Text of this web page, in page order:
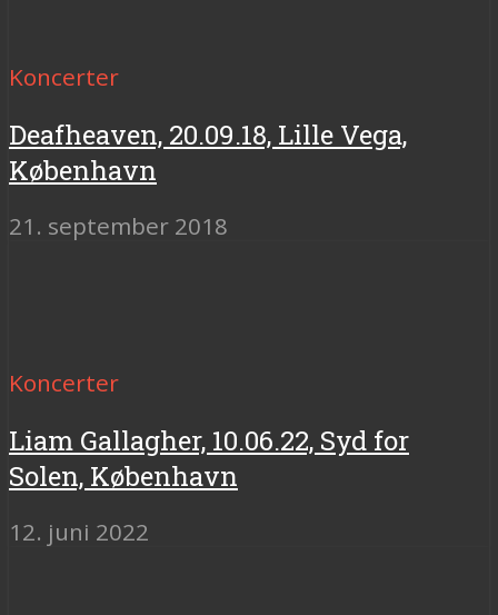
Koncerter
Deafheaven, 20.09.18, Lille Vega,
København
21. september 2018
Koncerter
Liam Gallagher, 10.06.22, Syd for
Solen, København
12. juni 2022